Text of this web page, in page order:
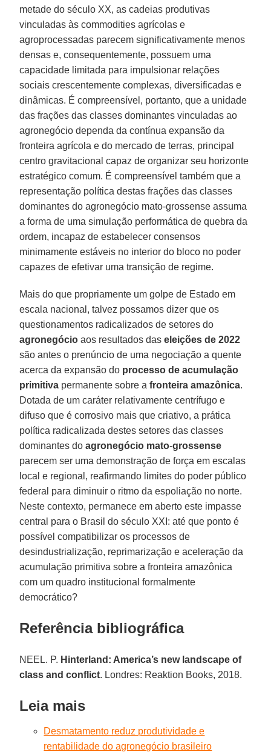
metade do século XX, as cadeias produtivas
vinculadas às commodities agrícolas e
agroprocessadas parecem significativamente menos
densas e, consequentemente, possuem uma
capacidade limitada para impulsionar relações
sociais crescentemente complexas, diversificadas e
dinâmicas. É compreensível, portanto, que a unidade
das frações das classes dominantes vinculadas ao
agronegócio dependa da contínua expansão da
fronteira agrícola e do mercado de terras, principal
centro gravitacional capaz de organizar seu horizonte
estratégico comum. É compreensível também que a
representação política destas frações das classes
dominantes do agronegócio mato-grossense assuma
a forma de uma simulação performática de quebra da
ordem, incapaz de estabelecer consensos
minimamente estáveis no interior do bloco no poder
capazes de efetivar uma transição de regime.
Mais do que propriamente um golpe de Estado em
escala nacional, talvez possamos dizer que os
questionamentos radicalizados de setores do
agronegócio aos resultados daseleições de 2022
são antes o prenúncio de uma negociação a quente
acerca da expansão do processo de acumulação
primitiva permanente sobre a fronteira amazônica.
Dotada de um caráter relativamente centrífugo e
difuso que é corrosivo mais que criativo, a prática
política radicalizada destes setores das classes
dominantes doagronegócio mato-grossense
parecem ser uma demonstração de força em escalas
local e regional, reafirmando limites do poder público
federal para diminuir o ritmo da espoliação no norte.
Neste contexto, permanece em aberto este impasse
central para o Brasil do século XXI: até que ponto é
possível compatibilizar os processos de
desindustrialização, reprimarização e aceleração da
acumulação primitiva sobre a fronteira amazônica
com um quadro institucional formalmente
democrático?
Referência bibliográfica
NEEL. P. Hinterland: America’s new landscape of
class and conflict. Londres: Reaktion Books, 2018.
Leia mais
Desmatamento reduz produtividade e
rentabilidade do agronegócio brasileiro